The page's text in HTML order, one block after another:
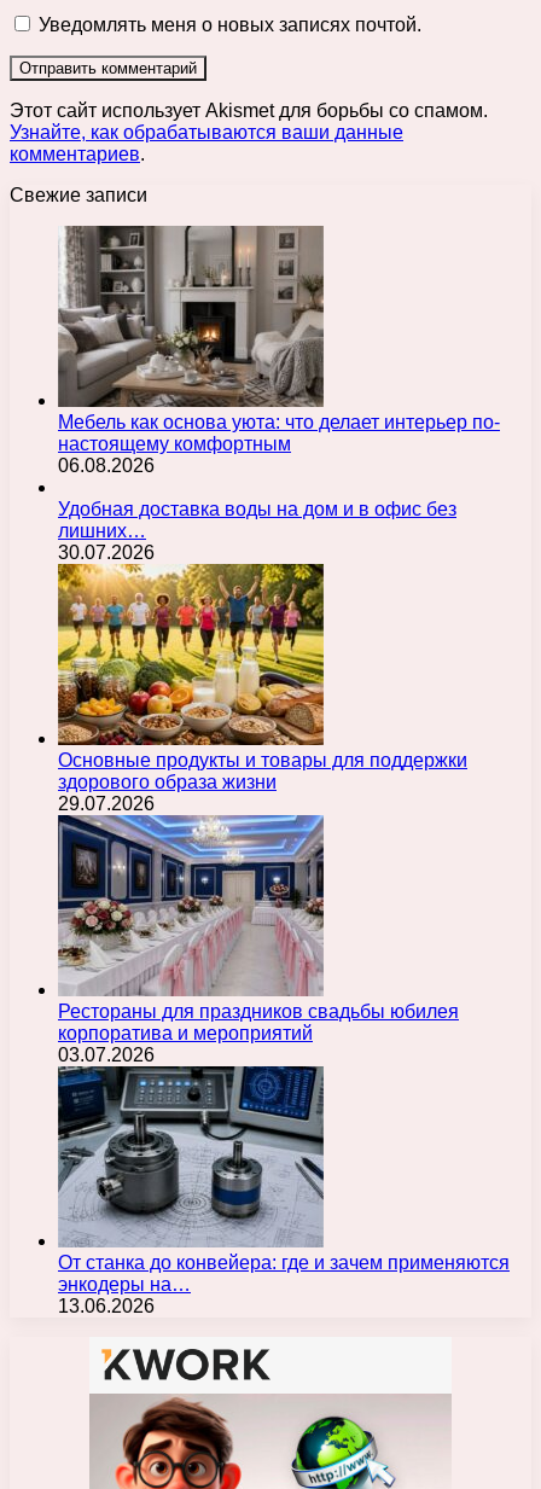
Уведомлять меня о новых записях почтой.
Этот сайт использует Akismet для борьбы со спамом.
Узнайте, как обрабатываются ваши данные
комментариев.
Свежие записи
Мебель как основа уюта: что делает интерьер по-
настоящему комфортным
06.08.2026
Удобная доставка воды на дом и в офис без
лишних…
30.07.2026
Основные продукты и товары для поддержки
здорового образа жизни
29.07.2026
Рестораны для праздников свадьбы юбилея
корпоратива и мероприятий
03.07.2026
От станка до конвейера: где и зачем применяются
энкодеры на…
13.06.2026